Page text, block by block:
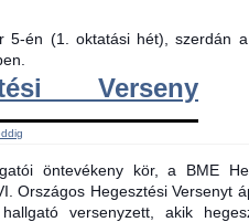
5-én (1. oktatási hét), szerdán
Verseny
öntevékeny kör, a BME
Országos Hegesztési Versenyt
versenyzett, akik